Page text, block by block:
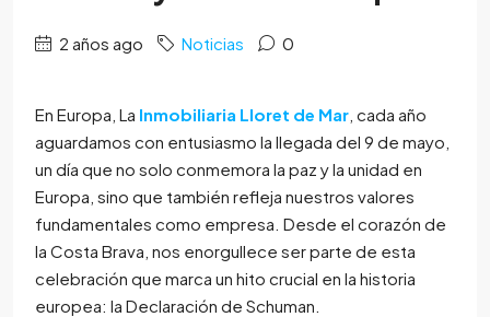
2 años ago Noticias 0
En Europa, La Inmobiliaria Lloret de Mar , cada año
aguardamos con entusiasmo la llegada del 9 de mayo,
un día que no solo conmemora la paz y la unidad en
Europa, sino que también refleja nuestros valores
fundamentales como empresa. Desde el corazón de
la Costa Brava, nos enorgullece ser parte de esta
celebración que marca un hito crucial en la historia
europea: la Declaración de Schuman.